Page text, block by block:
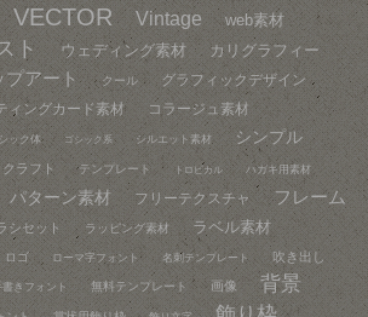
VECTOR Vintage web素材
ト ウェディング素材 カリグラフィー
プアート クール グラフィックデザイン
ィングカード素材 コラージュ素材
ック体 ゴシック系 シルエット素材 シンプル
ラフト テンプレート トロピカル ハガキ用素材
パターン素材 フリーテクスチャ
フレーム
シセット ラッピング素材 ラベル素材
ロゴ ローマ字フォント 名刺テンプレート 吹き出し
書きフォント 無料テンプレート 画像 背景